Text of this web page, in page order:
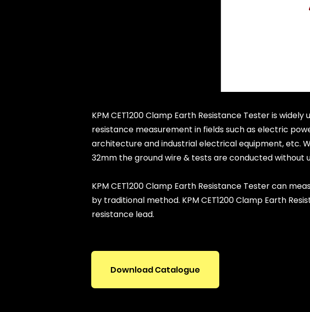
KPM CET1200 Clamp Earth Resistance Tester is
resistance measurement in fields such as electric
architecture and industrial electrical equipment, etc.
32mm the ground wire & tests are conducted without
KPM CET1200 Clamp Earth Resistance Tester can
by traditional method. KPM CET1200 Clamp Earth
resistance lead.
Download Catalogue